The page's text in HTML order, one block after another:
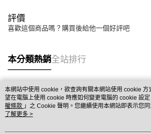
評價
喜歡這個商品嗎？購買後給他一個好評吧
本分類熱銷全站排行
熱門標籤
本網站中使用 cookie，欲查詢有關本網站使用 cookie 方
望在電腦上使用 cookie 時應如何變更電腦的 cookie 設定
權條款 」之 Cookie 聲明。您繼續使用本網站即表示您
用條款之 Cookie 聲明使用 cookie。
了解更多 >